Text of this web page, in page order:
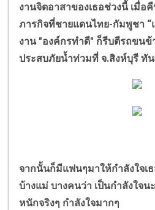
งานจิตอาสาของเธอช่วงนี้ เมื่อ
ภารกิจที่ชายแดนไทย-กัมพูชา “
งาน "องค์กรทำดี" ก็รีบตีรถขน
ประสบภัยน้ำท่วมที่ จ.สิงห์บุรี ทั
จากนั้นก็มีแฟนๆมาให้กำลังใจเ
บ้างแม่ บางคนว่า เป็นกำลังใจ
หนักจริงๆ กำลังใจมากๆ